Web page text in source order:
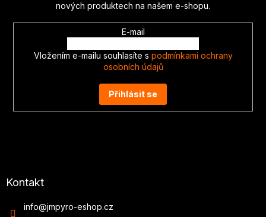
nových produktech na našem e-shopu.
E-mail
Vložením e-mailu souhlasíte s podmínkami ochrany
osobních údajů
Přihlásit se
Kontakt
info@jmpyro-eshop.cz